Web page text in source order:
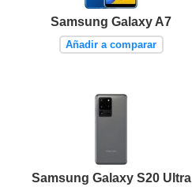
Samsung Galaxy A7
Añadir a comparar
Samsung Galaxy S20 Ultra